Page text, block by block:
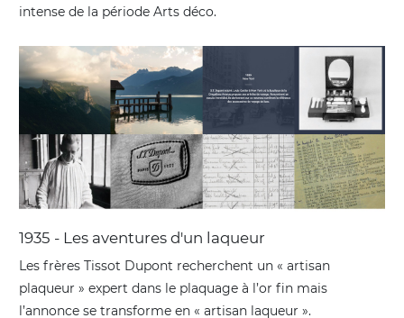
intense de la période Arts déco.
1935 - Les aventures d'un laqueur
Les frères Tissot Dupont recherchent un « artisan
plaqueur » expert dans le plaquage à l’or fin mais
l’annonce se transforme en « artisan laqueur ».